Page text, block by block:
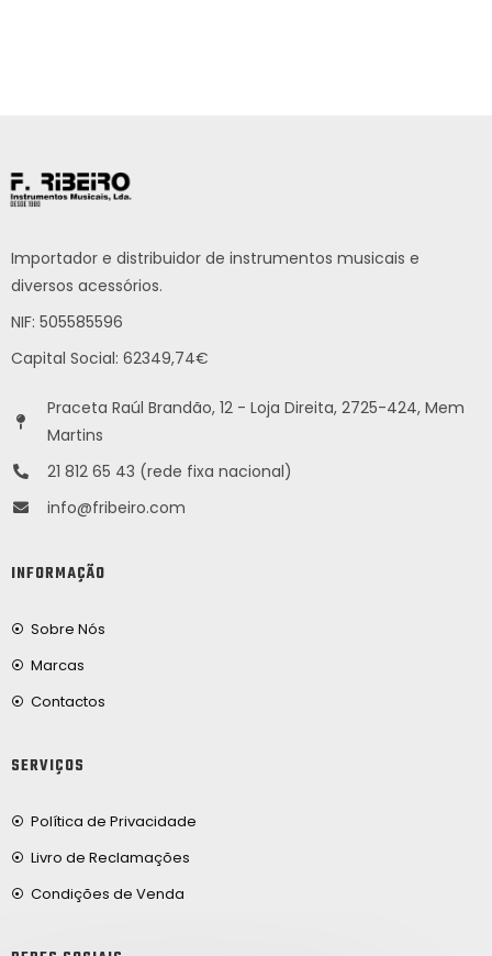
Importador e distribuidor de instrumentos musicais e
diversos acessórios.
NIF: 505585596
Capital Social: 62349,74€
Praceta Raúl Brandão, 12 - Loja Direita, 2725-424, Mem
Martins
21 812 65 43 (rede fixa nacional)
info@fribeiro.com
INFORMAÇÃO
Sobre Nós
Marcas
Contactos
SERVIÇOS
Política de Privacidade
Livro de Reclamações
Condições de Venda